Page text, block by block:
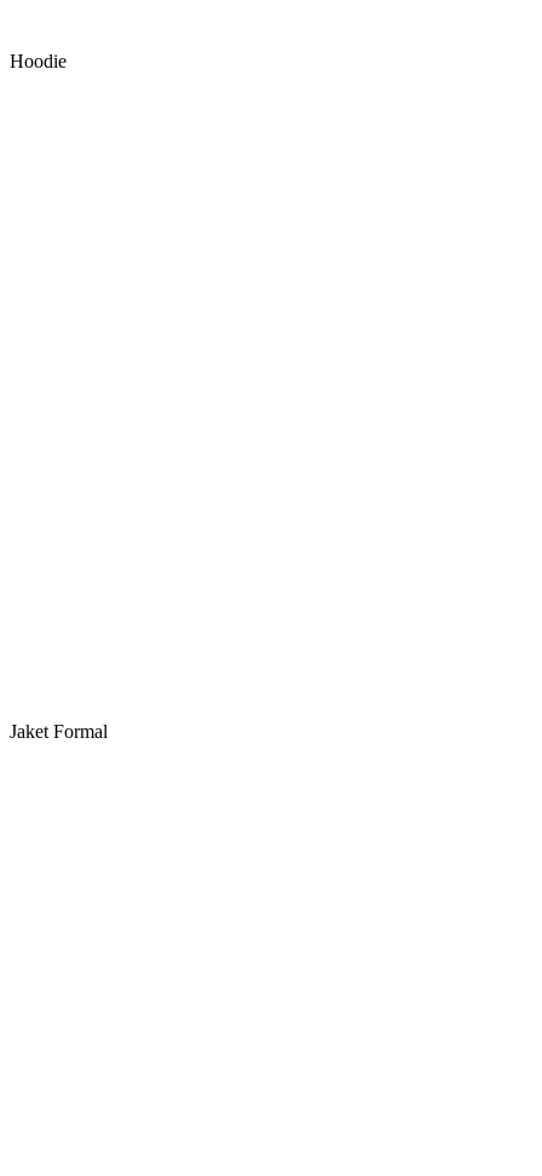
Hoodie
Jaket Formal